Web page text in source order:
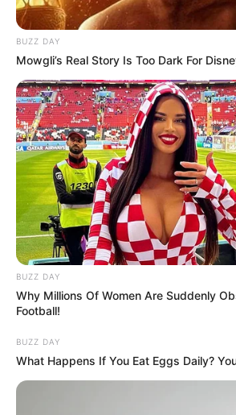
Yoimiya
BUZZ DAY
Mowgli’s Real Story Is Too Dark For
BUZZ DAY
Why Millions Of Women Are Suddenly
Football!
BUZZ DAY
What Happens If You Eat Eggs Daily?